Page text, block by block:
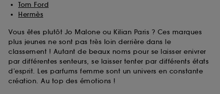
Tom Ford
Hermès
Vous êtes plutôt Jo Malone ou Kilian Paris ? Ces marques
plus jeunes ne sont pas très loin derrière dans le
classement ! Autant de beaux noms pour se laisser enivrer
par différentes senteurs, se laisser tenter par différents états
d’esprit. Les parfums femme sont un univers en constante
création. Au top des émotions !